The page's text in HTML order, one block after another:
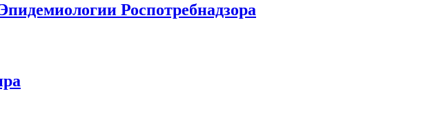
Роспотребнадзора